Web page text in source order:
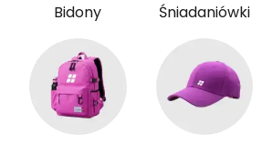
Bidony Śniadaniówki